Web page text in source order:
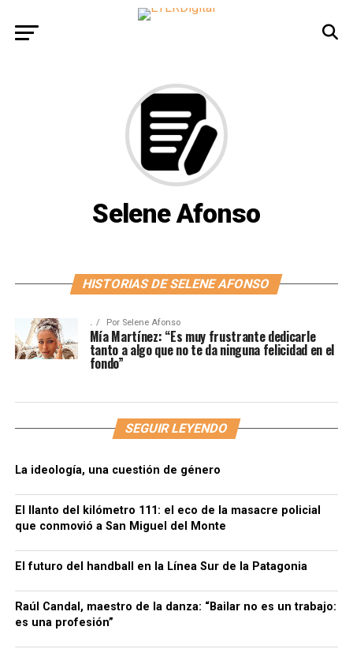
Selene Afonso
HISTORIAS DE SELENE AFONSO
. Por Selene Afonso
Mía Martínez: “Es muy frustrante dedicarle
tanto a algo que no te da ninguna felicidad en el
fondo”
SEGUIR LEYENDO
La ideología, una cuestión de género
El llanto del kilómetro 111: el eco de la masacre policial
que conmovió a San Miguel del Monte
El futuro del handball en la Línea Sur de la Patagonia
Raúl Candal, maestro de la danza: “Bailar no es un trabajo:
es una profesión”